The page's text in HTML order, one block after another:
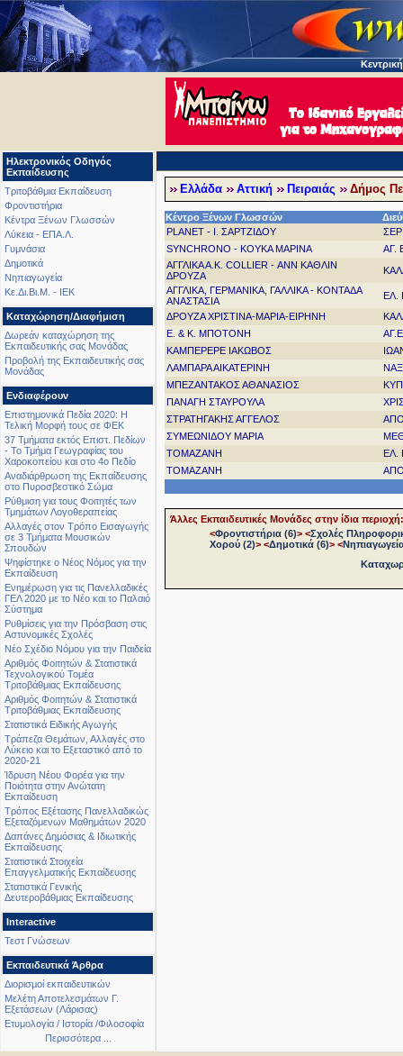
Ηλεκτρονικός Οδηγός
Εκπαίδευσης
Τριτοβάθμια Εκπαίδευση
Φροντιστήρια
Κέντρα Ξένων Γλωσσών
Λύκεια - ΕΠΑ.Λ.
Γυμνάσια
Δημοτικά
Νηπιαγωγεία
Κε.Δι.Βι.Μ. - ΙΕΚ
Καταχώρηση/Διαφήμιση
Δωρεάν καταχώρηση της
Εκπαιδευτικής σας Μονάδας
Προβολή της Εκπαιδευτικής σας
Μονάδας
Ενδιαφέρουν
Επιστημονικά Πεδία 2020: Η
Τελική Μορφή τους σε ΦΕΚ
37 Τμήματα εκτός Επιστ. Πεδίων
- Το Τμήμα Γεωγραφίας του
Χαροκοπείου και στο 4ο Πεδίο
Αναδιάρθρωση της Εκπαίδευσης
στο Πυροσβεστικό Σώμα
Ρύθμιση για τους Φοιτητές των
Τμημάτων Λογοθεραπείας
Αλλαγές στον Τρόπο Εισαγωγής
σε 3 Τμήματα Μουσικών
Σπουδών
Ψηφίστηκε ο Νέος Νόμος για την
Εκπαίδευση
Ενημέρωση για τις Πανελλαδικές
ΓΕΛ 2020 με το Νέο και το Παλαιό
Σύστημα
Ρυθμίσεις για την Πρόσβαση στις
Αστυνομικές Σχολές
Νέο Σχέδιο Νόμου για την Παιδεία
Αριθμός Φοιτητών & Στατιστικά
Τεχνολογικού Τομέα
Τριτοβάθμιας Εκπαίδευσης
Αριθμός Φοιτητών & Στατιστικά
Τριτοβάθμιας Εκπαίδευσης
Στατιστικά Ειδικής Αγωγής
Τράπεζα Θεμάτων, Αλλαγές στο
Λύκειο και το Εξεταστικό από το
2020-21
Ίδρυση Νέου Φορέα για την
Ποιότητα στην Ανώτατη
Εκπαίδευση
Τρόπος Εξέτασης Πανελλαδικώς
Εξεταζόμενων Μαθημάτων 2020
Δαπάνες Δημόσιας & Ιδιωτικής
Εκπαίδευσης
Στατιστικά Στοιχεία
Επαγγελματικής Εκπαίδευσης
Στατιστικά Γενικής
Δευτεροβάθμιας Εκπαίδευσης
Interactive
Τεστ Γνώσεων
Εκπαιδευτικά Άρθρα
Διορισμοί εκπαιδευτικών
Μελέτη Αποτελεσμάτων Γ.
Εξετάσεων (Λάρισας)
Ετυμολογία / Ιστορία /Φιλοσοφία
Περισσότερα ...
Ελλάδα Αττική Πειραιάς Δήμος
Κέντρο Ξένων Γλωσσών
PLANET - Ι. ΣΑΡΤΖΙΔΟΥ
SYNCHRONO - ΚΟΥΚΑ ΜΑΡΙΝΑ
ΑΓ.
ΑΓΓΛΙΚΑ Α.Κ. COLLIER - ΑΝΝ ΚΑΘΛΙΝ
ΔΡΟΥΖΑ
ΑΓΓΛΙΚΑ, ΓΕΡΜΑΝΙΚΑ, ΓΑΛΛΙΚΑ - ΚΟΝΤΑΔΑ
ΑΝΑΣΤΑΣΙΑ
ΕΛ.
ΔΡΟΥΖΑ ΧΡΙΣΤΙΝΑ-ΜΑΡΙΑ-ΕΙΡΗΝΗ
Ε. & Κ. ΜΠΟΤΟΝΗ
ΚΑΜΠΕΡΕΡΕ ΙΑΚΩΒΟΣ
ΛΑΜΠΑΡΑ ΑΙΚΑΤΕΡΙΝΗ
ΜΠΕΖΑΝΤΑΚΟΣ ΑΘΑΝΑΣΙΟΣ
ΠΑΝΑΓΗ ΣΤΑΥΡΟΥΛΑ
ΣΤΡΑΤΗΓΑΚΗΣ ΑΓΓΕΛΟΣ
ΣΥΜΕΩΝΙΔΟΥ ΜΑΡΙΑ
ΤΟΜΑΖΑΝΗ
ΕΛ.
ΤΟΜΑΖΑΝΗ
Άλλες Εκπαιδευτικές Μονάδες στην ίδια περιοχή:
<Φροντιστήρια (6)> <Σχολές
Χορού (2)> <Δημοτικά (6)> <